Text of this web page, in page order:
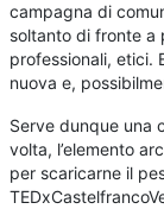
campagna di
soltanto di fronte a
professionali, etici.
nuova e,
Serve dunque una
volta, l’elemento
per scaricarne il